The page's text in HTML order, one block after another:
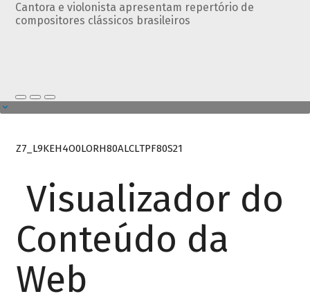
Cantora e violonista apresentam repertório de
compositores clássicos brasileiros
Z7_L9KEH4O0LORH80ALCLTPF80S21
Visualizador do
Conteúdo da
Web